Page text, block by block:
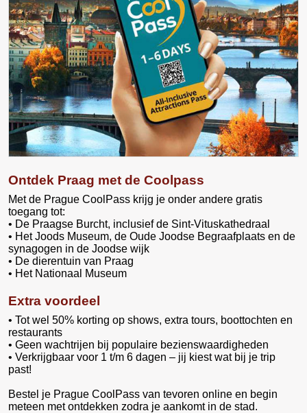
Ontdek Praag met de Coolpass
Met de Prague CoolPass krijg je onder andere gratis
toegang tot:
• De Praagse Burcht, inclusief de Sint-Vituskathedraal
• Het Joods Museum, de Oude Joodse Begraafplaats en de
synagogen in de Joodse wijk
• De dierentuin van Praag
• Het Nationaal Museum
Extra voordeel
• Tot wel 50% korting op shows, extra tours, boottochten en
restaurants
• Geen wachtrijen bij populaire bezienswaardigheden
• Verkrijgbaar voor 1 t/m 6 dagen – jij kiest wat bij je trip
past!
Bestel je Prague CoolPass van tevoren online en begin
meteen met ontdekken zodra je aankomt in de stad.